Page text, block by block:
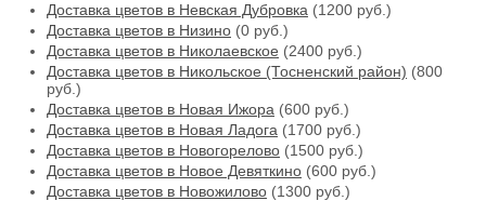
Доставка цветов в Невская Дубровка (1200 руб.)
Доставка цветов в Низино (0 руб.)
Доставка цветов в Николаевское (2400 руб.)
Доставка цветов в Никольское (Тосненский район) (800
руб.)
Доставка цветов в Новая Ижора (600 руб.)
Доставка цветов в Новая Ладога (1700 руб.)
Доставка цветов в Новогорелово (1500 руб.)
Доставка цветов в Новое Девяткино (600 руб.)
Доставка цветов в Новожилово (1300 руб.)